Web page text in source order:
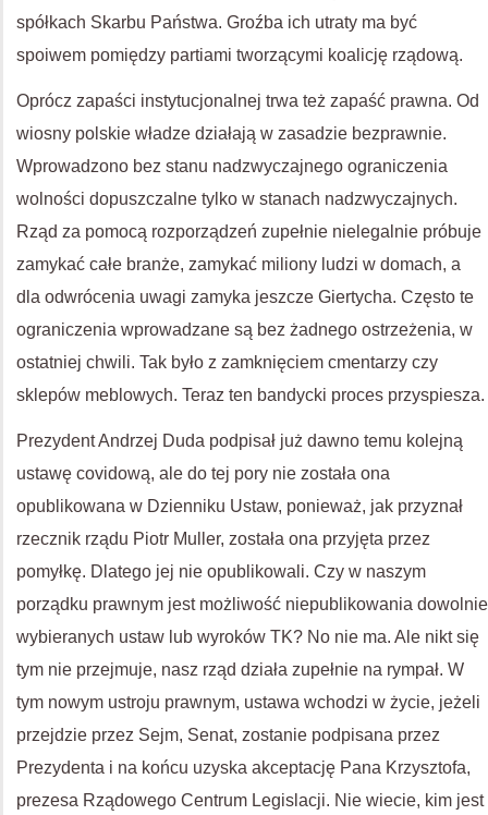
spółkach Skarbu Państwa. Groźba ich utraty ma być
spoiwem pomiędzy partiami tworzącymi koalicję rządową.
Oprócz zapaści instytucjonalnej trwa też zapaść prawna. Od
wiosny polskie władze działają w zasadzie bezprawnie.
Wprowadzono bez stanu nadzwyczajnego ograniczenia
wolności dopuszczalne tylko w stanach nadzwyczajnych.
Rząd za pomocą rozporządzeń zupełnie nielegalnie próbuje
zamykać całe branże, zamykać miliony ludzi w domach, a
dla odwrócenia uwagi zamyka jeszcze Giertycha. Często te
ograniczenia wprowadzane są bez żadnego ostrzeżenia, w
ostatniej chwili. Tak było z zamknięciem cmentarzy czy
sklepów meblowych. Teraz ten bandycki proces przyspiesza.
Prezydent Andrzej Duda podpisał już dawno temu kolejną
ustawę covidową, ale do tej pory nie została ona
opublikowana w Dzienniku Ustaw, ponieważ, jak przyznał
rzecznik rządu Piotr Muller, została ona przyjęta przez
pomyłkę. Dlatego jej nie opublikowali. Czy w naszym
porządku prawnym jest możliwość niepublikowania dowolnie
wybieranych ustaw lub wyroków TK? No nie ma. Ale nikt się
tym nie przejmuje, nasz rząd działa zupełnie na rympał. W
tym nowym ustroju prawnym, ustawa wchodzi w życie, jeżeli
przejdzie przez Sejm, Senat, zostanie podpisana przez
Prezydenta i na końcu uzyska akceptację Pana Krzysztofa,
prezesa Rządowego Centrum Legislacji. Nie wiecie, kim jest